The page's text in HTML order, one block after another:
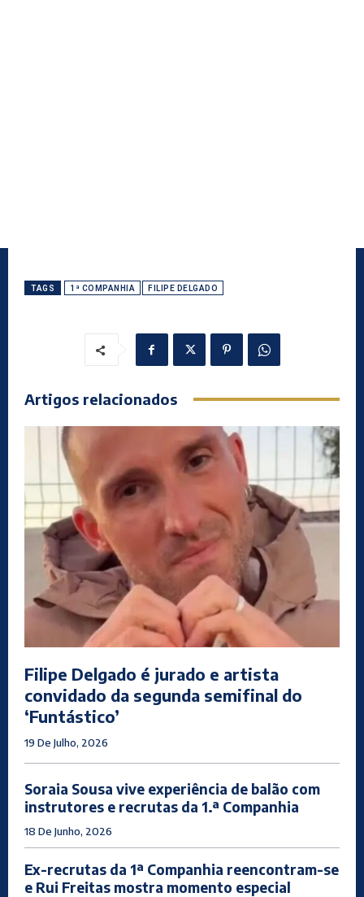
TAGS 1ª COMPANHIA FILIPE DELGADO
Artigos relacionados
Filipe Delgado é jurado e artista
convidado da segunda semifinal do
‘Funtástico’
19 De Julho, 2026
Soraia Sousa vive experiência de balão com
instrutores e recrutas da 1.ª Companhia
18 De Junho, 2026
Ex-recrutas da 1ª Companhia reencontram-se
e Rui Freitas mostra momento especial